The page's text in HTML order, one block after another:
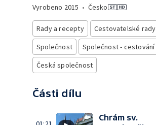
Vyrobeno 2015 • Česko
Rady a recepty
Cestovatelské rady
Společnost
Společnost - cestování
Česká společnost
Části dílu
Chrám sv.